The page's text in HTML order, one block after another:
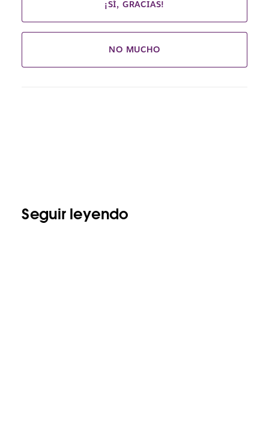
¡SÍ, GRACIAS!
NO MUCHO
Seguir leyendo